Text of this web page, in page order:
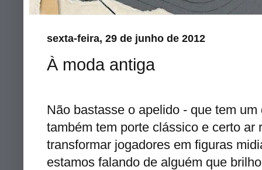
sexta-feira, 29 de junho de 2012
À moda antiga
Não bastasse o apelido - que tem
também tem porte clássico e certo
transformar jogadores em figuras
estamos falando de alguém que